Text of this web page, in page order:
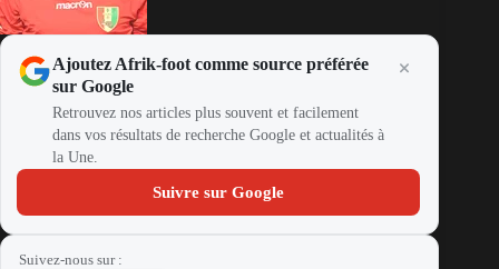
Ajoutez Afrik-foot comme source préférée
sur Google
Retrouvez nos articles plus souvent et facilement
dans vos résultats de recherche Google et actualités à
la Une.
Suivre sur Google
Suivez-nous sur :